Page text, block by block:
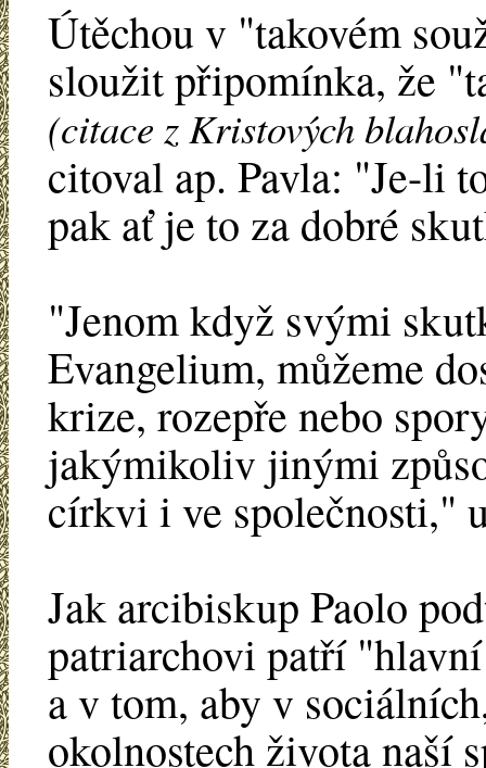
Útěchou v "takovém
sloužit připomínka, že
(citace z Kristových
citoval ap. Pavla: "Je-li
pak ať je to za dobré
"Jenom když svými
Evangelium, můžeme
krize, rozepře nebo
jakýmikoliv jinými
církvi i ve společnosti,"
Jak arcibiskup Paolo
patriarchovi patří
a v tom, aby v
okolnostech života naší